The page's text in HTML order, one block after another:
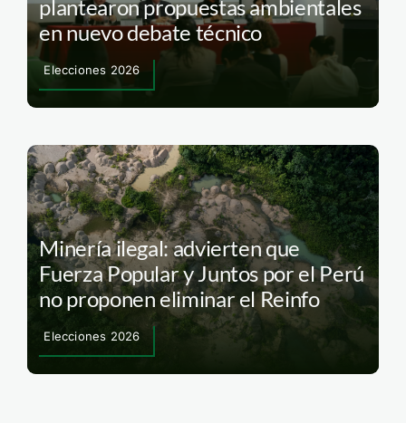
plantearon propuestas ambientales
en nuevo debate técnico
Elecciones 2026
Minería ilegal: advierten que
Fuerza Popular y Juntos por el Perú
no proponen eliminar el Reinfo
Elecciones 2026